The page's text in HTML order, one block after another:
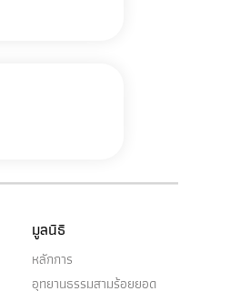
มูลนิธิ
หลักการ
อุทยานธรรมสามร้อยยอด